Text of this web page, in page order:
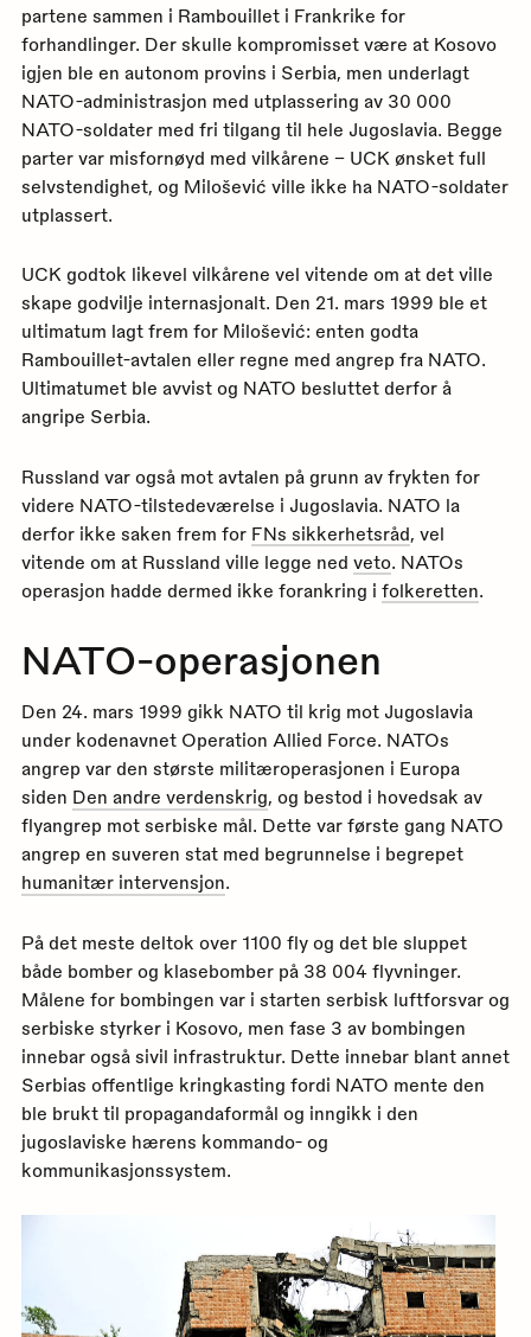
partene sammen i Rambouillet i Frankrike for
forhandlinger. Der skulle kompromisset være at Kosovo
igjen ble en autonom provins i Serbia, men underlagt
NATO-administrasjon med utplassering av 30 000
NATO-soldater med fri tilgang til hele Jugoslavia. Begge
parter var misfornøyd med vilkårene – UCK ønsket full
selvstendighet, og Milošević ville ikke ha NATO-soldater
utplassert.
UCK godtok likevel vilkårene vel vitende om at det ville
skape godvilje internasjonalt. Den 21. mars 1999 ble et
ultimatum lagt frem for Milošević: enten godta
Rambouillet-avtalen eller regne med angrep fra NATO.
Ultimatumet ble avvist og NATO besluttet derfor å
angripe Serbia.
Russland var også mot avtalen på grunn av frykten for
videre NATO-tilstedeværelse i Jugoslavia. NATO la
derfor ikke saken frem for FNs sikkerhetsråd, vel
vitende om at Russland ville legge ned veto. NATOs
operasjon hadde dermed ikke forankring i folkeretten.
NATO-operasjonen
Den 24. mars 1999 gikk NATO til krig mot Jugoslavia
under kodenavnet Operation Allied Force. NATOs
angrep var den største militæroperasjonen i Europa
siden Den andre verdenskrig, og bestod i hovedsak av
flyangrep mot serbiske mål. Dette var første gang NATO
angrep en suveren stat med begrunnelse i begrepet
humanitær intervensjon.
På det meste deltok over 1100 fly og det ble sluppet
både bomber og klasebomber på 38 004 flyvninger.
Målene for bombingen var i starten serbisk luftforsvar og
serbiske styrker i Kosovo, men fase 3 av bombingen
innebar også sivil infrastruktur. Dette innebar blant annet
Serbias offentlige kringkasting fordi NATO mente den
ble brukt til propagandaformål og inngikk i den
jugoslaviske hærens kommando- og
kommunikasjonssystem.